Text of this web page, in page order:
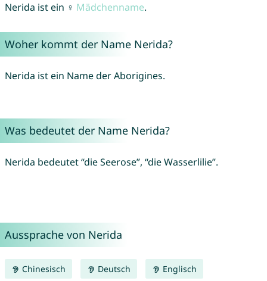
Nerida ist ein ♀ Mädchenname.
Woher kommt der Name Nerida?
Nerida ist ein Name der Aborigines.
Was bedeutet der Name Nerida?
Nerida bedeutet “die Seerose”, “die Wasserlilie”.
Aussprache von Nerida
Chinesisch Deutsch Englisch